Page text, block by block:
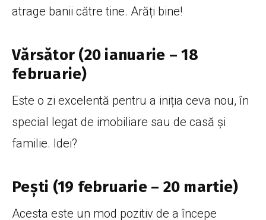
atrage banii către tine. Arăți bine!
Vărsător (20 ianuarie – 18
februarie)
Este o zi excelentă pentru a iniția ceva nou, în
special legat de imobiliare sau de casă și
familie. Idei?
Pești (19 februarie – 20 martie)
Acesta este un mod pozitiv de a începe